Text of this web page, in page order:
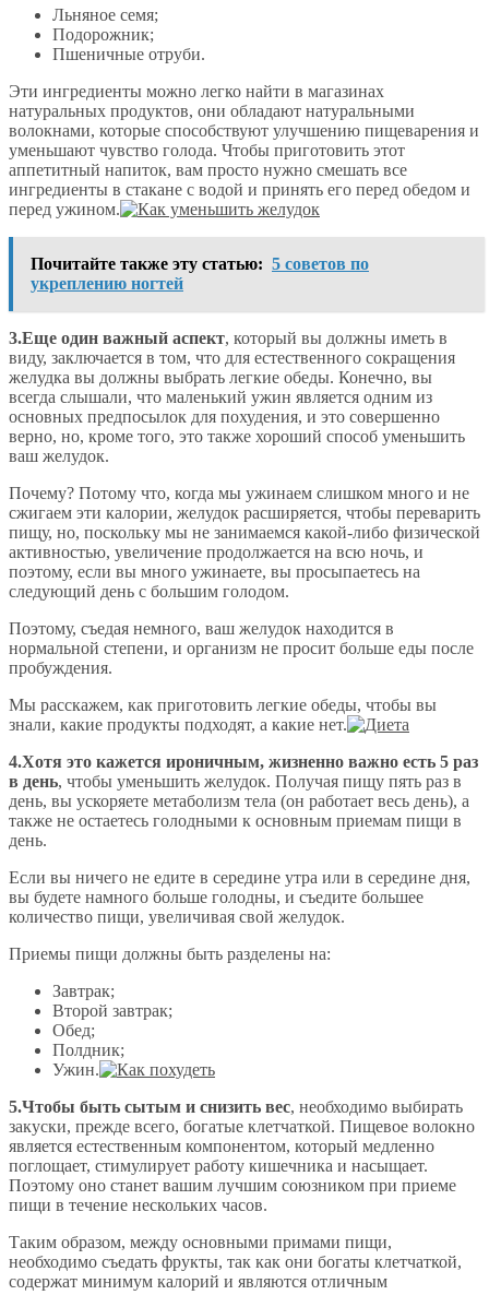
Льняное семя;
Подорожник;
Пшеничные отруби.
Эти ингредиенты можно легко найти в магазинах
натуральных продуктов, они обладают натуральными
волокнами, которые способствуют улучшению пищеварения и
уменьшают чувство голода. Чтобы приготовить этот
аппетитный напиток, вам просто нужно смешать все
ингредиенты в стакане с водой и принять его перед обедом и
перед ужином.
Почитайте также эту статью: 5 советов по
укреплению ногтей
3.Еще один важный аспект, который вы должны иметь в
виду, заключается в том, что для естественного сокращения
желудка вы должны выбрать легкие обеды. Конечно, вы
всегда слышали, что маленький ужин является одним из
основных предпосылок для похудения, и это совершенно
верно, но, кроме того, это также хороший способ уменьшить
ваш желудок.
Почему? Потому что, когда мы ужинаем слишком много и не
сжигаем эти калории, желудок расширяется, чтобы переварить
пищу, но, поскольку мы не занимаемся какой-либо физической
активностью, увеличение продолжается на всю ночь, и
поэтому, если вы много ужинаете, вы просыпаетесь на
следующий день с большим голодом.
Поэтому, съедая немного, ваш желудок находится в
нормальной степени, и организм не просит больше еды после
пробуждения.
Мы расскажем, как приготовить легкие обеды, чтобы вы
знали, какие продукты подходят, а какие нет.
4.Хотя это кажется ироничным, жизненно важно есть 5 раз
в день, чтобы уменьшить желудок. Получая пищу пять раз в
день, вы ускоряете метаболизм тела (он работает весь день), а
также не остаетесь голодными к основным приемам пищи в
день.
Если вы ничего не едите в середине утра или в середине дня,
вы будете намного больше голодны, и съедите большее
количество пищи, увеличивая свой желудок.
Приемы пищи должны быть разделены на:
Завтрак;
Второй завтрак;
Обед;
Полдник;
Ужин.
5.Чтобы быть сытым и снизить вес, необходимо выбирать
закуски, прежде всего, богатые клетчаткой. Пищевое волокно
является естественным компонентом, который медленно
поглощает, стимулирует работу кишечника и насыщает.
Поэтому оно станет вашим лучшим союзником при приеме
пищи в течение нескольких часов.
Таким образом, между основными примами пищи,
необходимо съедать фрукты, так как они богаты клетчаткой,
содержат минимум калорий и являются отличным